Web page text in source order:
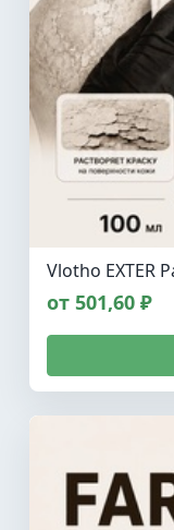
Vlotho EXTER
от 501,60 ₽